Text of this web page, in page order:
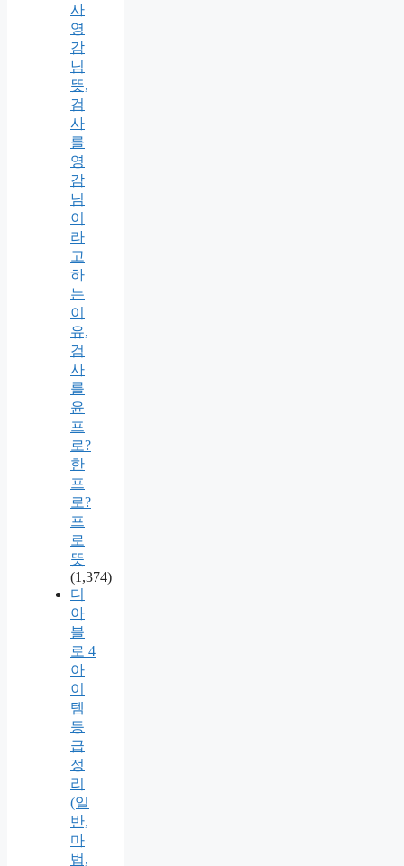
사
영
감
님
뜻,
검
사
를
영
감
님
이
라
고
하
는
이
유,
검
사
를
윤
프
로?
한
프
로?
프
로
뜻
(1,374)
디
아
블
로 4
아
이
템
등
급
정
리
(일
반,
마
법,